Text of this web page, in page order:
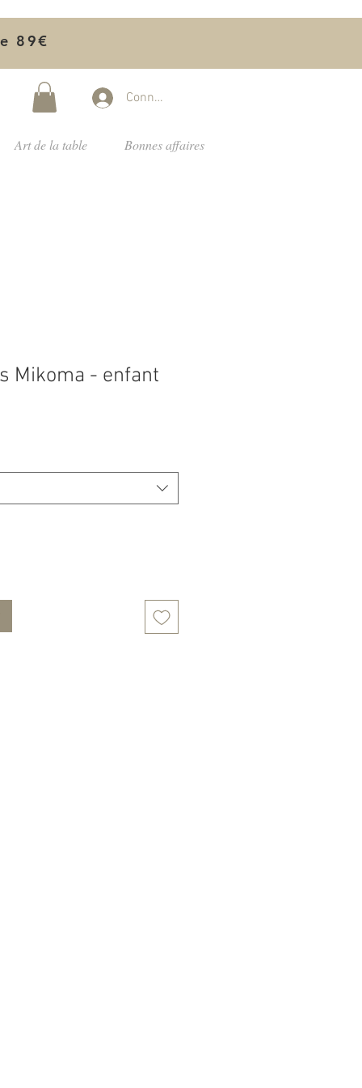
89€
Connectez-vous
Art de la table Bonnes affaires
Mikoma - enfant